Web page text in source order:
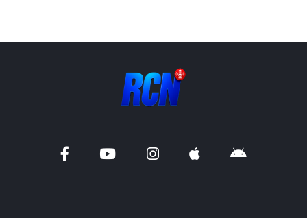
Nice 24
Département des Alpes Maritimes